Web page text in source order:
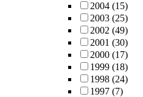
2004 (15)
2003 (25)
2002 (49)
2001 (30)
2000 (17)
1999 (18)
1998 (24)
1997 (7)